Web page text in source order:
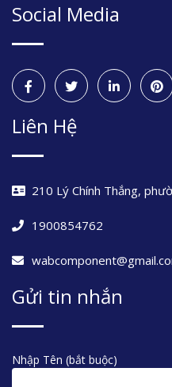
Social Media
Liên Hệ
210 Lý Chính Thắng,
1900854762
Gửi tin nhắn
Nhập Tên (bắt buộc)